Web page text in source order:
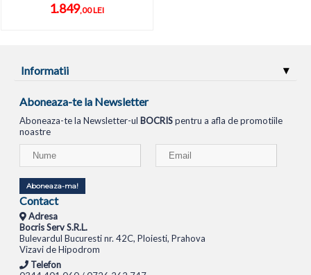
1.849,00 LEI
Informatii
Aboneaza-te la Newsletter
Aboneaza-te la Newsletter-ul BOCRISpentru a afla de promotiile
noastre
Aboneaza-ma!
Contact
Adresa
Bocris Serv S.R.L.
Bulevardul Bucuresti nr. 42C, Ploiesti, Prahova
Vizavi de Hipodrom
Telefon